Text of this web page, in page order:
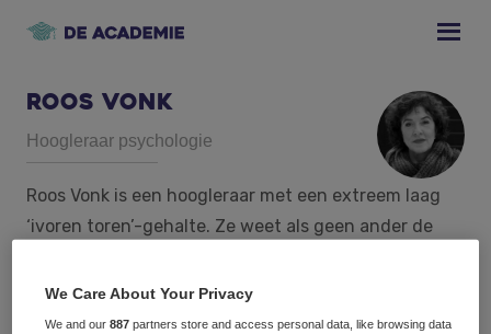
Roos Vonk
Hoogleraar psychologie
Roos Vonk is een hoogleraar met een extreem laag
‘ivoren toren’-gehalte. Ze weet als geen ander de
passen op de dagelijkse aspecten van werk en leven.
Daarmee vertaalt ze kwalitatief hoogwaardige
We Care About Your Privacy
We and our887 partners store and access personal data, like browsing data